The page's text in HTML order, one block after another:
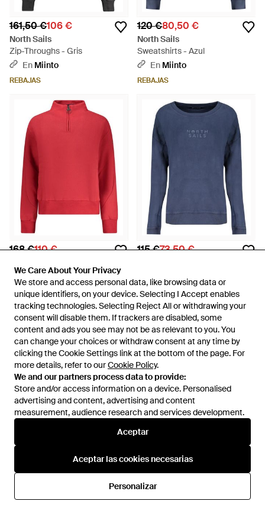
We Care About Your Privacy
We store and access personal data, like browsing data or
unique identifiers, on your device. Selecting I Accept enables
tracking technologies. Selecting Reject All or withdrawing your
consent will disable them. If trackers are disabled, some
content and ads you see may not be as relevant to you. You
can change your choices or withdraw consent at any time by
clicking the Cookie Settings link at the bottom of the page. For
more details, refer to ourCookie Policy.
We and our partners process data to provide:
Store and/or access information on a device. Personalised
advertising and content, advertising and content
measurement, audience research and services development.
Aceptar
Aceptar las cookies necesarias
Personalizar
We Care About Your Privacy
We store and access personal data, like browsing data or
unique identifiers, on your device. Selecting I Accept enables
tracking technologies. Selecting Reject All or withdrawing your
consent will disable them. If trackers are disabled, some
content and ads you see may not be as relevant to you. You
can change your choices or withdraw consent at any time by
clicking the Cookie Settings link at the bottom of the page. For
more details, refer to ourCookie Policy.
We and our partners process data to provide:
Store and/or access information on a device. Personalised
advertising and content, advertising and content
measurement, audience research and services development.
Aceptar
Aceptar las cookies necesarias
Personalizar
161,50 €106 €
North Sails
Zip-Throughs - Gris
En Miinto
REBAJAS
120 €80,50 €
North Sails
Sweatshirts - Azul
En Miinto
REBAJAS
168 €110 €
Sweatshirts - Rojo
En Miinto
REBAJAS
115 €73,50 €
Manga Larga, Mujer, Talla - Azul
En Miinto
REBAJAS
156,50 €103 €
Sweatshirts - Blanco
168 €110 €
North Sails
Sweatshirts - Blanco